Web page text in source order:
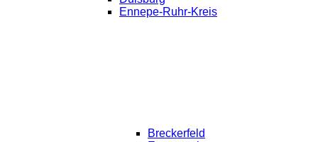
Ennepe-Ruhr-Kreis
Breckerfeld